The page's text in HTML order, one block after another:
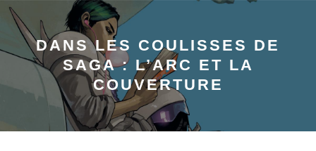
DANS LES COULISSES DE
SAGA : L’ARC ET LA
COUVERTURE